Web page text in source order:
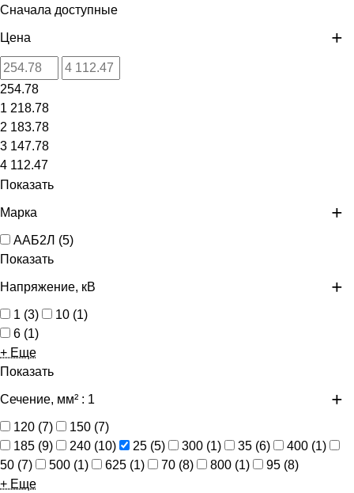
Сначала доступные
Цена
254.78
1 218.78
2 183.78
3 147.78
4 112.47
Показать
Марка
ААБ2Л (5)
Показать
Напряжение, кВ
1 (3) 10 (1)
6 (1)
+ Еще
Показать
Сечение, мм² : 1
120 (7) 150 (7)
185 (9) 240 (10) 25 (5) 300 (1) 35 (6) 400 (1)
50 (7) 500 (1) 625 (1) 70 (8) 800 (1) 95 (8)
+ Еще